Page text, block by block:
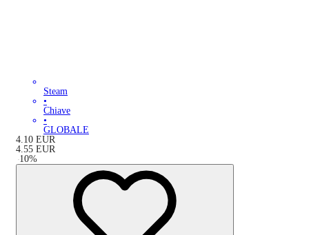
Steam
•
Chiave
•
GLOBALE
4.10 EUR
4.55 EUR
-10%